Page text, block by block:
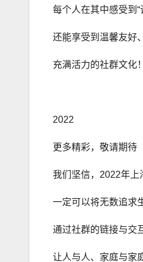
每个人在其中感受到“
还能享受到温馨友好
充满活力的社群文化！
2022
更多精彩，敬请期待
我们坚信，2022年上
一定可以将无数追求
通过社群的链接与交
让人与人、家庭与家